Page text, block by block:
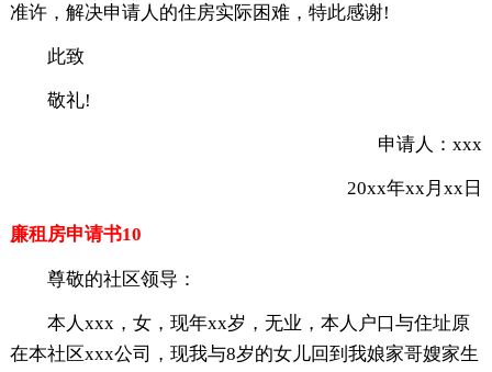
准许，解决申请人的住房实际困难，特此感谢!
此致
敬礼!
申请人：xxx
20xx年xx月xx日
廉租房申请书10
尊敬的社区领导：
本人xxx，女，现年xx岁，无业，本人户口与住址原
在本社区xxx公司，现我与8岁的女儿回到我娘家哥嫂家生